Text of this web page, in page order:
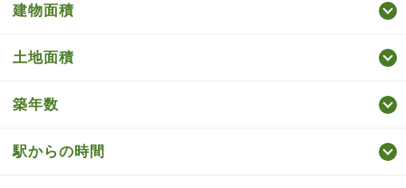
建物面積
土地面積
築年数
駅からの時間